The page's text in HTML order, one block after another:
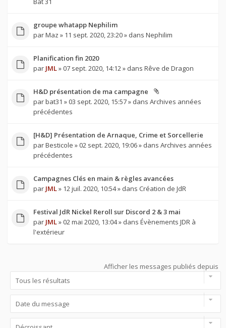
groupe whatapp Nephilim
parMaz » 11 sept. 2020, 23:20 » dans Nephilim
Planification fin 2020
par JML» 07 sept. 2020, 14:12 » dans Rêve de Dragon
H&D présentation de ma campagne
parbat31 » 03 sept. 2020, 15:57 » dans Archives années
précédentes
[H&D] Présentation de Arnaque, Crime et Sorcellerie
parBesticole » 02 sept. 2020, 19:06 » dans Archives années
précédentes
Campagnes Clés en main & règles avancées
par JML» 12 juil. 2020, 10:54 » dans Création de JdR
Festival JdR Nickel Reroll sur Discord 2 & 3 mai
par JML» 02 mai 2020, 13:04 » dans Évènements JDR à
l'extérieur
Afficher les messages publiés depuis